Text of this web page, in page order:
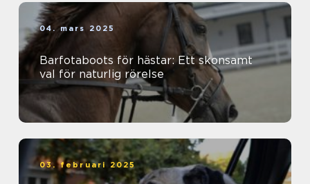
04. mars 2025
Barfotaboots för hästar: Ett skonsamt
val för naturlig rörelse
03. februari 2025